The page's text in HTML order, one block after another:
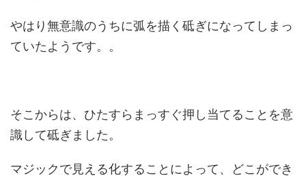
やはり無意識のうちに弧を描く砥ぎになってしまっ
ていたようです。。
そこからは、ひたすらまっすぐ押し当てることを意
識して砥ぎました。
マジックで見える化することによって、どこができ